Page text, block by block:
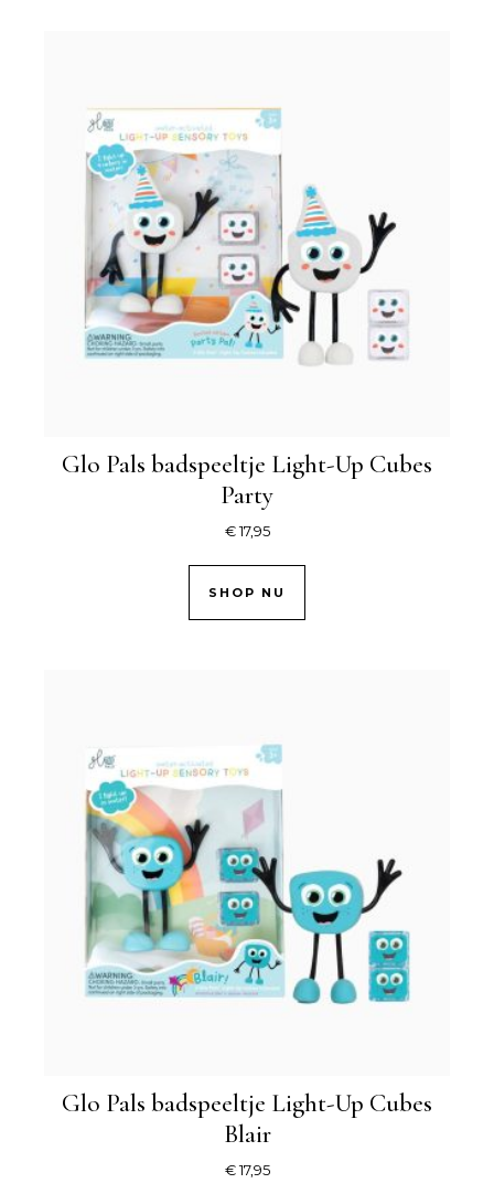
Glo Pals badspeeltje Light-Up Cubes
Party
€17,95
SHOP NU
Glo Pals badspeeltje Light-Up Cubes
Blair
€17,95